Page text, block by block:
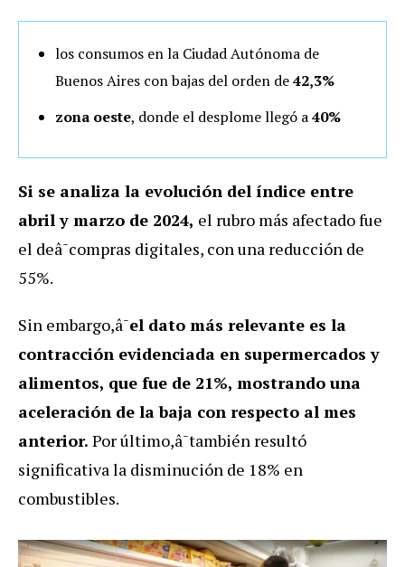
los consumos en la Ciudad Autónoma de
Buenos Aires con bajas del orden de42,3%
zona oeste, donde el desplome llegó a40%
Si se analiza la evolución del índice entre
abril y marzo de 2024, el rubro más afectado fue
el deâ¯compras digitales, con una reducción de
55%.
Sin embargo,â¯el dato más relevante es la
contracción evidenciada en supermercados y
alimentos, que fue de 21%, mostrando una
aceleración de la baja con respecto al mes
anterior. Por último,â¯también resultó
significativa la disminución de 18% en
combustibles.